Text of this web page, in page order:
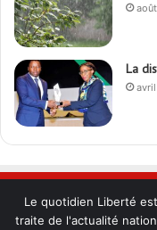
La
Le quotidien Liberté
traite de l'actualité